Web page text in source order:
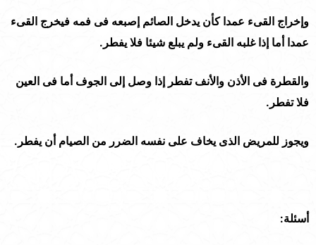
وإخراج القىء عمدا كأن يدخل الصائم إصبعه فى فمه فيخرج القىء
عمدا أما إذا غلبه القىء ولم يبلع شيئا فلا يفطر.
والقطرة فى الأذن والأنف تفطر إذا وصل إلى الجوف أما فى العين
فلا تفطر.
ويجوز للمريض الذى يخاف على نفسه الضرر من الصيام أن يفطر.
أسئلة: